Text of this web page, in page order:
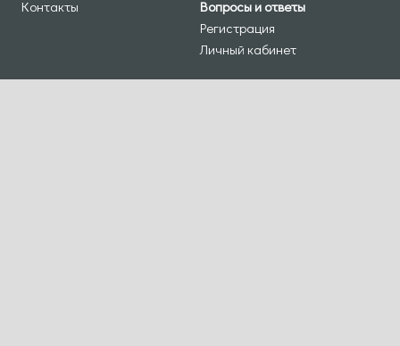
Контакты
Вопросы и ответы
Регистрация
Личный кабинет